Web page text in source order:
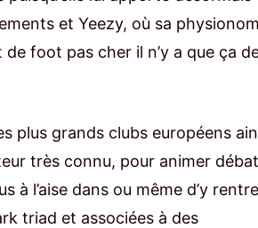
et Yeezy, où sa
foot pas cher il n’y a que ça
plus grands clubs européens
très connu, pour animer
à l’aise dans ou même d’y
triad et associées à des